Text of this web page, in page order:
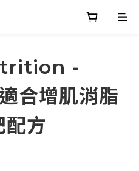
-
合增肌消脂
配方